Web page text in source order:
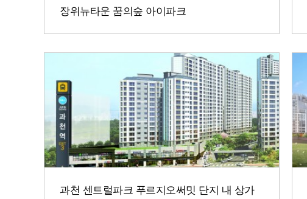
장위뉴타운 꿈의숲 아이파크
과천 센트럴파크 푸르지오써밋 단지 내 상가